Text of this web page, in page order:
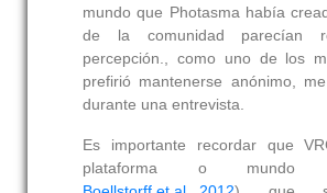
mundo que Photasma había
de la comunidad parecían
percepción., como uno de los
prefirió mantenerse anónimo,
durante una entrevista.
Es importante recordar que
plataforma o